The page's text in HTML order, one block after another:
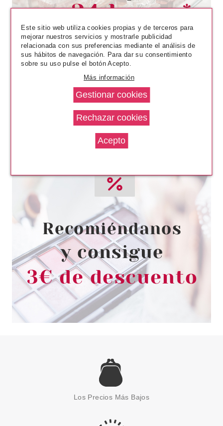
Los Precios Más Bajos
Este sitio web utiliza cookies propias y de terceros para
mejorar nuestros servicios y mostrarle publicidad
relacionada con sus preferencias mediante el análisis de
sus hábitos de navegación. Para dar su consentimiento
sobre su uso pulse el botón Acepto.
Más información